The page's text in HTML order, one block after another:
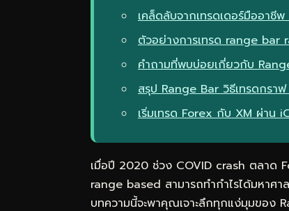
เคล็ดลับจากเทรดเดอร์มืออาชี
ตัวอย่างการเทรด range
คำถามที่พบบ่อยเกี่ยวกับ
สรุป Range Bar วิธีเทรดกรา
เริ่มเทรด Forex กับ XM ผ่าน
เมื่อปี 2020 ช่วง COVID crash ตลาด
range based สามารถทำกำไรได้มหาศ
บทความนี้จะพาคุณเจาะลึกทุกแง่มุมของ